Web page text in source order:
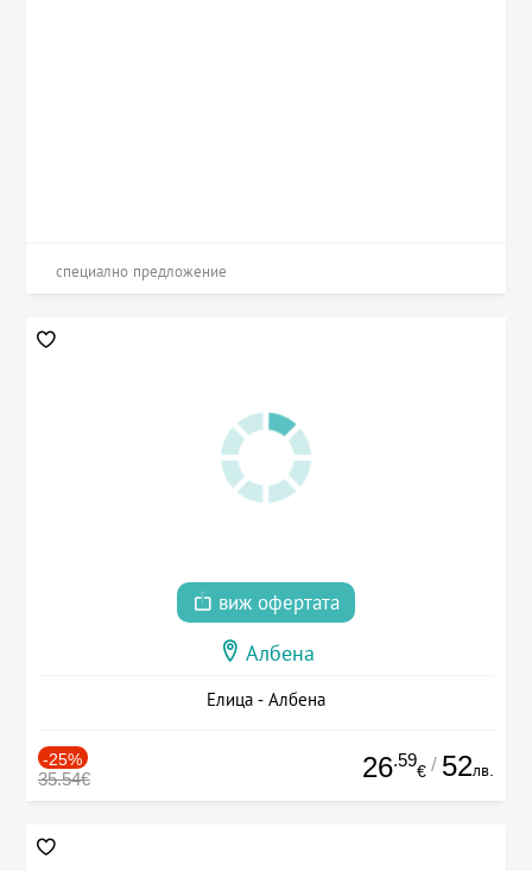
специално предложение
виж офертата
Албена
Елица - Албена
-25%
35.54€ 26.59
€ / 52лв.